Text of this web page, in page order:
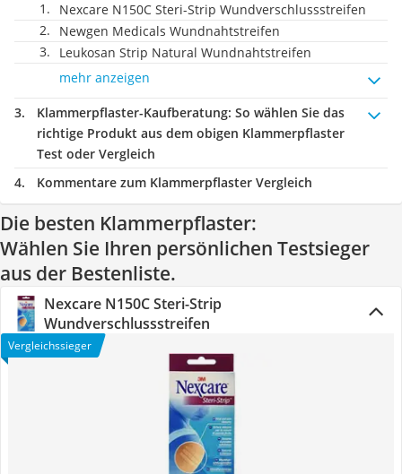
Nexcare N150C Steri-Strip Wundverschlussstreifen
Newgen Medicals Wundnahtstreifen
Leukosan Strip Natural Wundnahtstreifen
mehr anzeigen
Klammerpflaster-Kaufberatung: So wählen Sie das
richtige Produkt aus dem obigen Klammerpflaster
Test oder Vergleich
Kommentare zum Klammerpflaster Vergleich
Die besten Klammerpflaster:
Wählen Sie Ihren persönlichen Testsieger
aus der Bestenliste.
Nexcare N150C Steri-Strip
Wundverschlussstreifen
Vergleichssieger